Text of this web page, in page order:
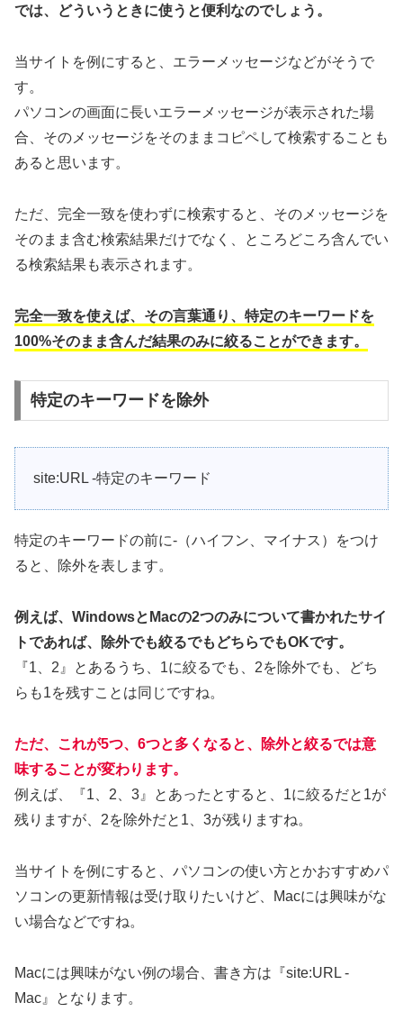
では、どういうときに使うと便利なのでしょう。
当サイトを例にすると、エラーメッセージなどがそうで
す。
パソコンの画面に長いエラーメッセージが表示された場
合、そのメッセージをそのままコピペして検索することも
あると思います。
ただ、完全一致を使わずに検索すると、そのメッセージを
そのまま含む検索結果だけでなく、ところどころ含んでい
る検索結果も表示されます。
完全一致を使えば、その言葉通り、特定のキーワードを
100%そのまま含んだ結果のみに絞ることができます。
特定のキーワードを除外
site:URL -特定のキーワード
特定のキーワードの前に-（ハイフン、マイナス）をつけ
ると、除外を表します。
例えば、WindowsとMacの2つのみについて書かれたサイ
トであれば、除外でも絞るでもどちらでもOKです。
『1、2』とあるうち、1に絞るでも、2を除外でも、どち
らも1を残すことは同じですね。
ただ、これが5つ、6つと多くなると、除外と絞るでは意
味することが変わります。
例えば、『1、2、3』とあったとすると、1に絞るだと1が
残りますが、2を除外だと1、3が残りますね。
当サイトを例にすると、パソコンの使い方とかおすすめパ
ソコンの更新情報は受け取りたいけど、Macには興味がな
い場合などですね。
Macには興味がない例の場合、書き方は『site:URL -
Mac』となります。